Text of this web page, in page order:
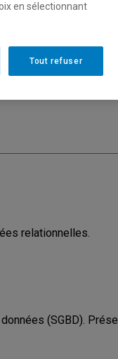
Discipline:
relationnelles.
(SGBD).
en sélectionnant
Tout refuser